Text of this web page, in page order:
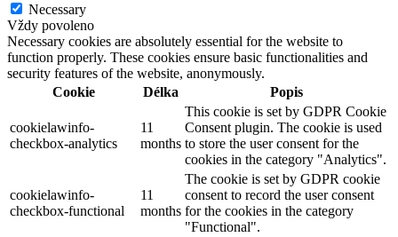
Necessary
Vždy povoleno
Necessary cookies are absolutely essential for the website to
function properly. These cookies ensure basic functionalities and
security features of the website, anonymously.
Cookie
Délka Popis
cookielawinfo-
checkbox-analytics
11
months
This cookie is set by GDPR Cookie
Consent plugin. The cookie is used
to store the user consent for the
cookies in the category "Analytics".
cookielawinfo-
checkbox-functional
11
months
The cookie is set by GDPR cookie
consent to record the user consent
for the cookies in the category
"Functional".